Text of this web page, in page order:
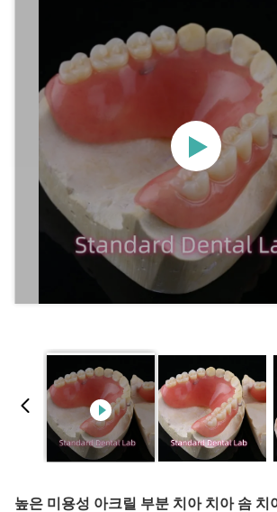
높은 미용성 아크릴 부분 치아 치아 솜 치